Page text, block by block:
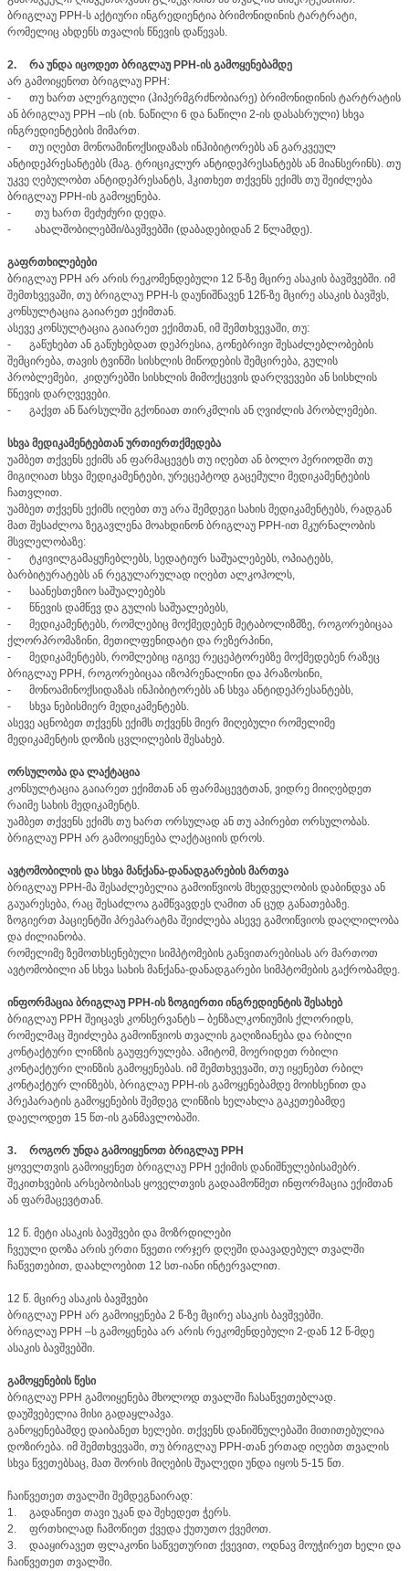
ბრიგლაუ PPH-ს აქტიური ინგრედიენტია ბრიმონიდინის ტარტრატი,
რომელიც ახდენს თვალის წნევის დაწევას.
2.
რა უნდა იცოდეთ ბრიგლაუ PPH-ის გამოყენებამდე
არ გამოიყენოთ ბრიგლაუ PPH:
-
თუ ხართ ალერგიული (ჰიპერმგრძნობიარე) ბრიმონიდინის ტარტრატის
ან ბრიგლაუ PPH –ის (იხ. ნაწილი 6 და ნაწილი 2-ის დასასრული) სხვა
ინგრედიენტების მიმართ.
-
თუ იღებთ მონოამინოქსიდაზას ინჰიბიტორებს ან გარკვეულ
ანტიდეპრესანტებს (მაგ. ტრიციკლურ ანტიდეპრესანტებს ან მიანსერინს). თუ
უკვე ღებულობთ ანტიდეპრესანტს, ჰკითხეთ თქვენს ექიმს თუ შეიძლება
ბრიგლაუ PPH-ის გამოყენება.
-
თუ ხართ მეძუძური დედა.
-
ახალშობილებში/ბავშვებში (დაბადებიდან 2 წლამდე).
გაფრთხილებები
ბრიგლაუ PPH არ არის რეკომენდებული 12 წ-ზე მცირე ასაკის ბავშვებში. იმ
შემთხვევაში, თუ ბრიგლაუ PPH-ს დაუნიშნავენ 12წ-ზე მცირე ასაკის ბავშვს,
კონსულტაცია გაიარეთ ექიმთან.
ასევე კონსულტაცია გაიარეთ ექიმთან, იმ შემთხვევაში, თუ:
-
გაწუხებთ ან გაწუხებდათ დეპრესია, გონებრივი შესაძლებლობების
შემცირება, თავის ტვინში სისხლის მიწოდების შემცირება, გულის
პრობლემები, კიდურებში სისხლის მიმოქცევის დარღვევები ან სისხლის
წნევის დარღვევები.
-
გაქვთ ან წარსულში გქონიათ თირკმლის ან ღვიძლის პრობლემები.
სხვა მედიკამენტებთან ურთიერთქმედება
უამბეთ თქვენს ექიმს ან ფარმაცევტს თუ იღებთ ან ბოლო პერიოდში თუ
მიგიღიათ სხვა მედიკამენტები, ურეცეპტოდ გაცემული მედიკამენტების
ჩათვლით.
უამბეთ თქვენს ექიმს იღებთ თუ არა შემდეგი სახის მედიკამენტებს, რადგან
მათ შესაძლოა ზეგავლენა მოახდინონ ბრიგლაუ PPH-ით მკურნალობის
მსვლელობაზე:
-
ტკივილგამაყუჩებლებს, სედატიურ საშუალებებს, ოპიატებს,
ბარბიტურატებს ან რეგულარულად იღებთ ალკოჰოლს,
-
საანესთეზიო საშუალებებს
-
წნევის დამწევ და გულის საშუალებებს,
-
მედიკამენტებს, რომლებიც მოქმედებენ მეტაბოლიზმზე, როგორებიცაა
ქლორპრომაზინი, მეთილფენიდატი და რეზერპინი,
-
მედიკამენტებს, რომლებიც იგივე რეცეპტორებზე მოქმედებენ რაზეც
ბრიგლაუ PPH, როგორებიცაა იზოპრენალინი და პრაზოსინი,
-
მონოამინოქსიდაზას ინჰიბიტორებს ან სხვა ანტიდეპრესანტებს,
-
სხვა ნებისმიერ მედიკამენტებს.
ასევე აცნობეთ თქვენს ექიმს თქვენს მიერ მიღებული რომელიმე
მედიკამენტის დოზის ცვლილების შესახებ.
ორსულობა და ლაქტაცია
კონსულტაცია გაიარეთ ექიმთან ან ფარმაცევტთან, ვიდრე მიიღებდეთ
რაიმე სახის მედიკამენტს.
უამბეთ თქვენს ექიმს თუ ხართ ორსულად ან თუ აპირებთ ორსულობას.
ბრიგლაუ PPH არ გამოიყენება ლაქტაციის დროს.
ავტომობილის და სხვა მანქანა-დანადგარების მართვა
ბრიგლაუ PPH-მა შესაძლებელია გამოიწვიოს მხედველობის დაბინდვა ან
გაუარესება, რაც შესაძლოა გამწვავდეს ღამით ან ცუდ განათებაზე.
ზოგიერთ პაციენტში პრეპარატმა შეიძლება ასევე გამოიწვიოს დაღლილობა
და ძილიანობა.
რომელიმე ზემოთხსენებული სიმპტომების განვითარებისას არ მართოთ
ავტომობილი ან სხვა სახის მანქანა-დანადგარები სიმპტომების გაქრობამდე.
ინფორმაცია ბრიგლაუ PPH-ის ზოგიერთი ინგრედიენტის შესახებ
ბრიგლაუ PPH შეიცავს კონსერვანტს – ბენზალკონიუმის ქლორიდს,
რომელმაც შეიძლება გამოიწვიოს თვალის გაღიზიანება და რბილი
კონტაქტური ლინზის გაუფერულება. ამიტომ, მოერიდეთ რბილი
კონტაქტური ლინზის გამოყენებას. იმ შემთხვევაში, თუ იყენებთ რბილ
კონტაქტურ ლინზებს, ბრიგლაუ PPH-ის გამოყენებამდე მოიხსენით და
პრეპარატის გამოყენების შემდეგ ლინზის ხელახლა გაკეთებამდე
დაელოდეთ 15 წთ-ის განმავლობაში.
3.
როგორ უნდა გამოიყენოთ ბრიგლაუ PPH
ყოველთვის გამოიყენეთ ბრიგლაუ PPH ექიმის დანიშნულებისამებრ.
შეკითხვების არსებობისას ყოველთვის გადაამოწმეთ ინფორმაცია ექიმთან
ან ფარმაცევტთან.
12 წ. მეტი ასაკის ბავშვები და მოზრდილები
ჩვეული დოზა არის ერთი წვეთი ორჯერ დღეში დაავადებულ თვალში
ჩაწვეთებით, დაახლოებით 12 სთ-იანი ინტერვალით.
12 წ. მცირე ასაკის ბავშვები
ბრიგლაუ PPH არ გამოიყენება 2 წ-ზე მცირე ასაკის ბავშვებში.
ბრიგლაუ PPH –ს გამოყენება არ არის რეკომენდებული 2-დან 12 წ-მდე
ასაკის ბავშვებში.
გამოყენების წესი
ბრიგლაუ PPH გამოიყენება მხოლოდ თვალში ჩასაწვეთებლად.
დაუშვებელია მისი გადაყლაპვა.
განოყენებამდე დაიბანეთ ხელები. თქვენს დანიშნულებაში მითითებულია
დოზირება. იმ შემთხვევაში, თუ ბრიგლაუ PPH-თან ერთად იღებთ თვალის
სხვა წვეთებსაც, მათ შორის მიღების შუალედი უნდა იყოს 5-15 წთ.
ჩაიწვეთეთ თვალში შემდეგნაირად:
1.
გადაწიეთ თავი უკან და შეხედეთ ჭერს.
2.
ფრთხილად ჩამოწიეთ ქვედა ქუთუთო ქვემოთ.
3.
დააყირავეთ ფლაკონი საწვეთურით ქვევით, ოდნავ მოუჭირეთ ხელი და
ჩაიწვეთეთ თვალში.